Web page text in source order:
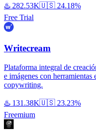
♨️ 282.53K🇺🇸 24.18%
Free Trial
Writecream
Plataforma integral de
e imágenes con
copywriting.
♨️ 131.38K🇺🇸 23.23%
Freemium